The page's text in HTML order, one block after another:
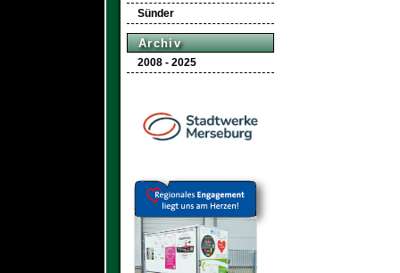
Sünder
Archiv
2008 - 2025